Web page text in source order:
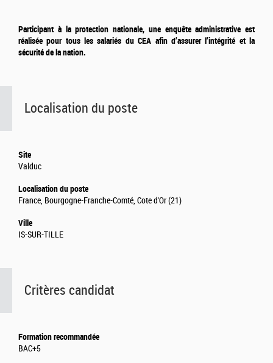
Participant à la protection nationale, une enquête administrative est
réalisée pour tous les salariés du CEA afin d’assurer l’intégrité et la
sécurité de la nation.
Localisation du poste
Site
Valduc
Localisation du poste
France, Bourgogne-Franche-Comté, Cote d'Or (21)
Ville
IS-SUR-TILLE
Critères candidat
Formation recommandée
BAC+5